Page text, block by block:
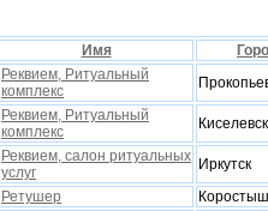
Имя
Реквием, Ритуальный
комплекс
Реквием, Ритуальный
комплекс
Киселевск
Реквием, салон ритуальных
услуг
Иркутск
Ретушер